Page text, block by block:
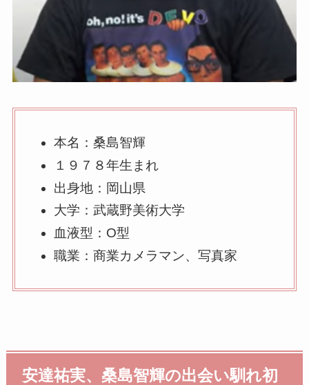
本名：桑島智輝
１９７８年生まれ
出身地：岡山県
大学：武蔵野美術大学
血液型：O型
職業：商業カメラマン、写真家
安達祐実、桑島智輝の出会い馴れ初